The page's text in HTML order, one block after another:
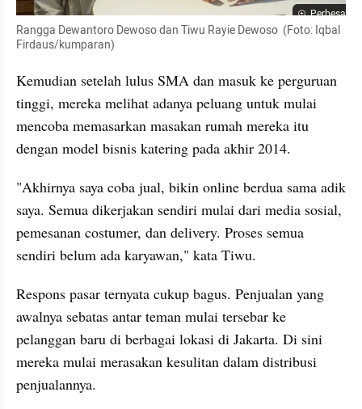
Perbesar
Rangga Dewantoro Dewoso dan Tiwu Rayie Dewoso  (Foto: Iqbal
Firdaus/kumparan)
Kemudian setelah lulus SMA dan masuk ke perguruan
tinggi, mereka melihat adanya peluang untuk mulai
mencoba memasarkan masakan rumah mereka itu
dengan model bisnis katering pada akhir 2014.
"Akhirnya saya coba jual, bikin online berdua sama adik
saya. Semua dikerjakan sendiri mulai dari media sosial,
pemesanan costumer, dan delivery. Proses semua
sendiri belum ada karyawan," kata Tiwu.
Respons pasar ternyata cukup bagus. Penjualan yang
awalnya sebatas antar teman mulai tersebar ke
pelanggan baru di berbagai lokasi di Jakarta. Di sini
mereka mulai merasakan kesulitan dalam distribusi
penjualannya.